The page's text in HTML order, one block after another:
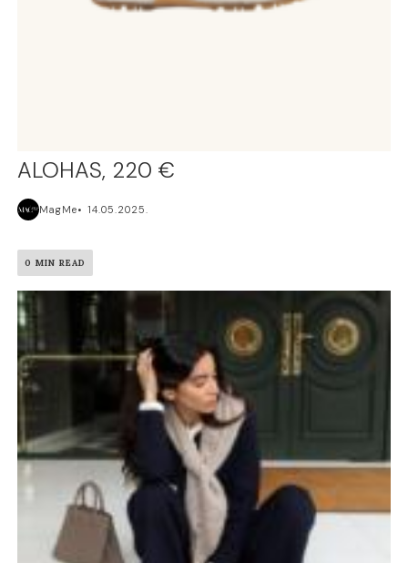
ALOHAS, 220 €
MagMe 14.05.2025.
0 MIN READ